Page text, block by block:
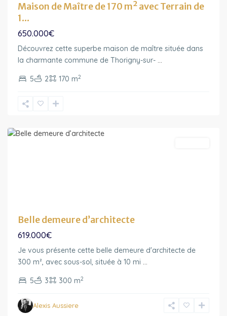
Maison de Maître de 170 m² avec Terrain de
1...
650.000€
Découvrez cette superbe maison de maître située dans
la charmante commune de Thorigny-sur- ...
5 2 170 m2
Ile-
de-
Saint
sur
Belle demeure d’architecte
619.000€
Je vous présente cette belle demeure d'architecte de
300 m², avec sous-sol, située à 10 mi ...
5 3 300 m2
Alexis Aussiere
Ile-
France,
Chanteloup-
en-